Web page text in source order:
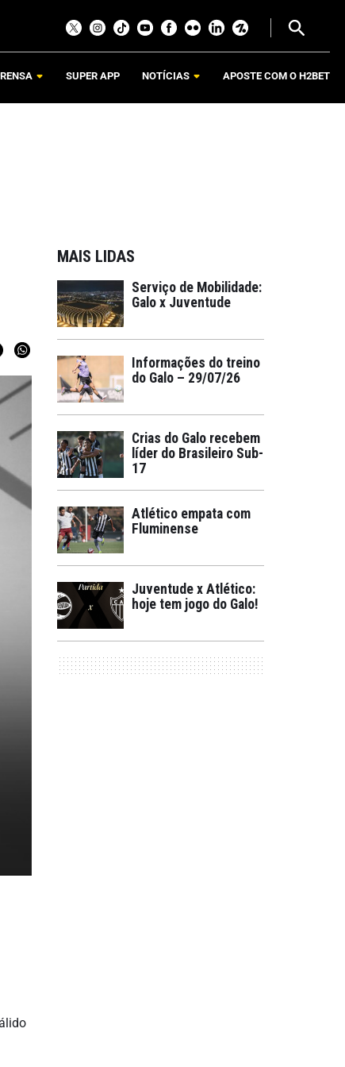
SUPER APP NOTÍCIAS APOSTE COM O H2BET
MAIS LIDAS
Serviço de Mobilidade:
Galo x Juventude
Informações do treino
do Galo – 29/07/26
Crias do Galo recebem
líder do Brasileiro Sub-
17
Atlético empata com
Fluminense
Juventude x Atlético:
hoje tem jogo do Galo!